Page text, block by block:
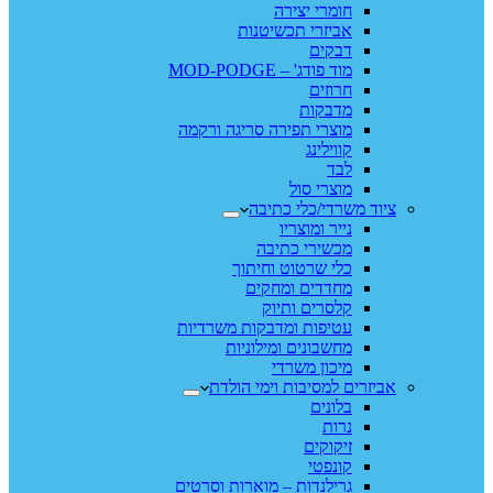
חומרי יצירה
אביזרי תכשיטנות
דבקים
מוד פודג' – MOD-PODGE
חרוזים
מדבקות
מוצרי תפירה סריגה ורקמה
קווילינג
לבד
מוצרי סול
ציוד משרדי/כלי כתיבה
נייר ומוצריו
מכשירי כתיבה
כלי שרטוט וחיתוך
מחדדים ומחקים
קלסרים ותיוק
עטיפות ומדבקות משרדיות
מחשבונים ומילוניות
מיכון משרדי
אביזרים למסיבות וימי הולדת
בלונים
נרות
זיקוקים
קונפטי
גרילנדות – מוארות וסרטים